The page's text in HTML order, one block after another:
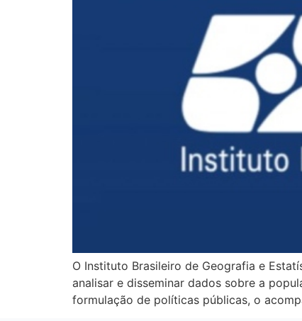
O Instituto Brasileiro de Geografia e
analisar e disseminar dados sobre a
formulação de políticas públicas, o